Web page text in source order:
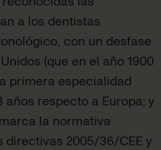
a los dentistas
con un desfase
(que en el año 1900
primera especialidad
respecto a Europa; y
la normativa
directivas 2005/36/CEE y